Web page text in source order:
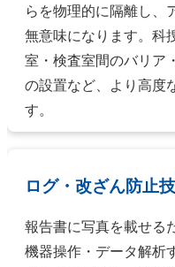
らを物理的に隔離し、
無意味になります。科
室・検査室間のバリア
の設置など、より高度
す。
ログ・改ざん防止
報告書に写真を載せる
機器操作・データ解析